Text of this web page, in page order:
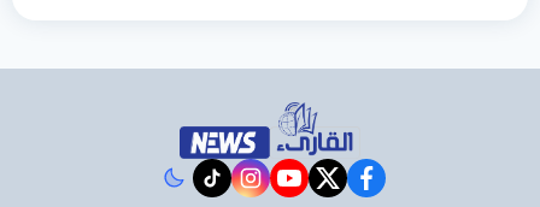
facebook
twitter
youtube
instagram
tiktok